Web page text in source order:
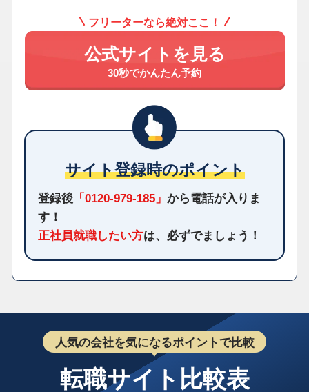
フリーターなら絶対ここ！
公式サイトを見る
30秒でかんたん予約
サイト登録時のポイント
登録後「0120-979-185」 から電話が入りま
す！
正社員就職したい方は、必ずでましょう！
人気の会社を気になるポイントで比較
転職サイト比較表